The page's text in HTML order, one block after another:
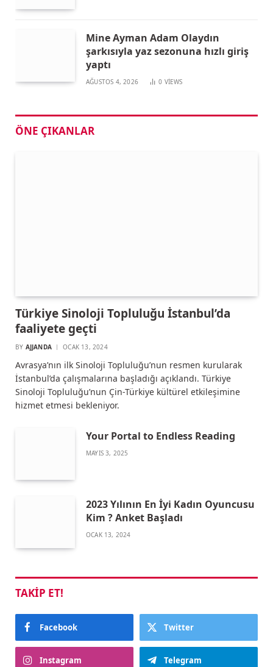
Mine Ayman Adam Olaydın
şarkısıyla yaz sezonuna hızlı giriş
yaptı
AĞUSTOS 4, 2026 0 VIEWS
ÖNE ÇIKANLAR
Türkiye Sinoloji Topluluğu İstanbul’da
faaliyete geçti
BY AJJANDA OCAK 13, 2024
Avrasya’nın ilk Sinoloji Topluluğu’nun resmen kurularak
İstanbul’da çalışmalarına başladığı açıklandı. Türkiye
Sinoloji Topluluğu’nun Çin-Türkiye kültürel etkileşimine
hizmet etmesi bekleniyor.
Your Portal to Endless Reading
MAYIS 3, 2025
2023 Yılının En İyi Kadın Oyuncusu
Kim ? Anket Başladı
OCAK 13, 2024
TAKIP ET!
Facebook Twitter
Instagram Telegram